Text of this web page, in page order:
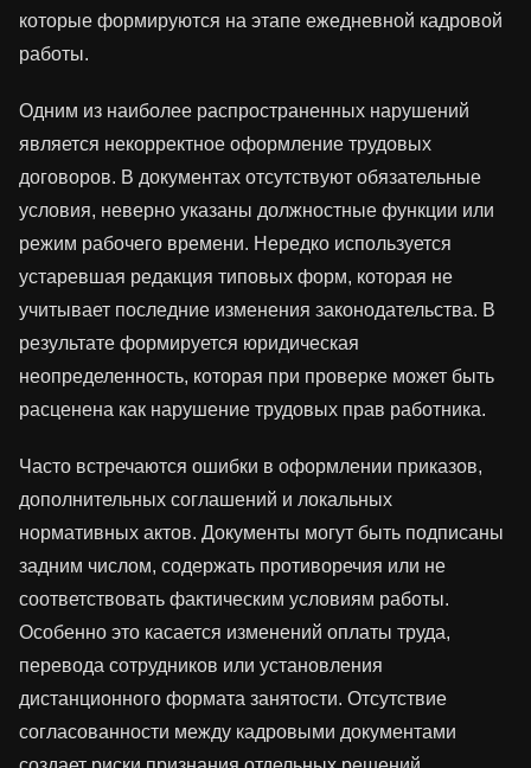
которые формируются на этапе ежедневной кадровой
работы.
Одним из наиболее распространенных нарушений
является некорректное оформление трудовых
договоров. В документах отсутствуют обязательные
условия, неверно указаны должностные функции или
режим рабочего времени. Нередко используется
устаревшая редакция типовых форм, которая не
учитывает последние изменения законодательства. В
результате формируется юридическая
неопределенность, которая при проверке может быть
расценена как нарушение трудовых прав работника.
Часто встречаются ошибки в оформлении приказов,
дополнительных соглашений и локальных
нормативных актов. Документы могут быть подписаны
задним числом, содержать противоречия или не
соответствовать фактическим условиям работы.
Особенно это касается изменений оплаты труда,
перевода сотрудников или установления
дистанционного формата занятости. Отсутствие
согласованности между кадровыми документами